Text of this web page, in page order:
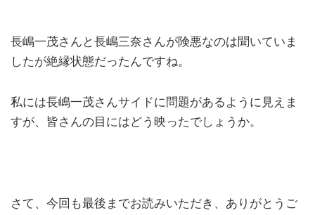
長嶋一茂さんと長嶋三奈さんが険悪なのは聞いていま
したが絶縁状態だったんですね。
私には長嶋一茂さんサイドに問題があるように見えま
すが、皆さんの目にはどう映ったでしょうか。
さて、今回も最後までお読みいただき、ありがとうご